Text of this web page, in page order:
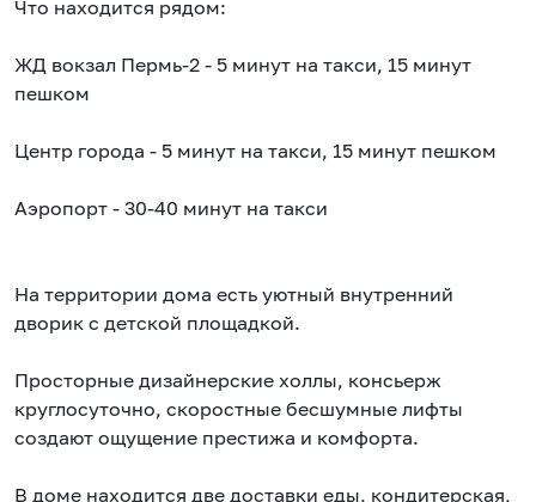
Что находится рядом:
ЖД вокзал Пермь-2 - 5 минут на такси, 15 минут
пешком
Центр города - 5 минут на такси, 15 минут пешком
Аэропорт - 30-40 минут на такси
На территории дома есть уютный внутренний
дворик с детской площадкой.
Просторные дизайнерские холлы, консьерж
круглосуточно, скоростные бесшумные лифты
создают ощущение престижа и комфорта.
В доме находится две доставки еды, кондитерская,